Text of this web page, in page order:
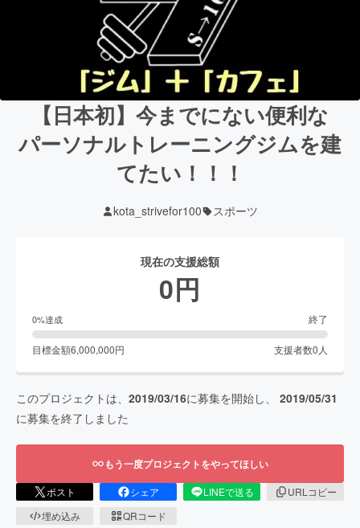
【日本初】今までにない便利な
パーソナルトレーニングジムを建
てたい！！！
kota_strivefor100 スポーツ
現在の支援総額
0円
0%達成 終了
目標金額6,000,000円 支援者数0 人
このプロジェクトは、 2019/03/16に募集を開始し、 2019/05/31
に募集を終了しました
もう一度プロジェクトをやってほしい
ポスト シェア LINEで送る
URLコピー
埋め込み
QRコード